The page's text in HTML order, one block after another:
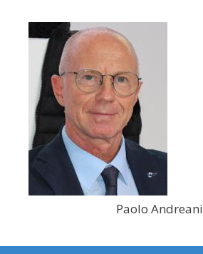
Paolo Andreani